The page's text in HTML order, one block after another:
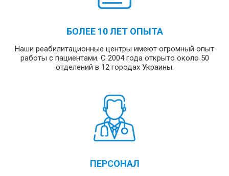
БОЛЕЕ 10 ЛЕТ ОПЫТА
Наши реабилитационные центры имеют огромный опыт
работы с пациентами. С 2004 года открыто около 50
отделений в 12 городах Украины.
ПЕРСОНАЛ